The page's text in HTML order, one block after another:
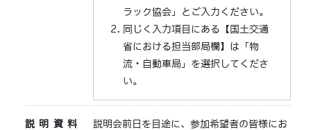
ラック協会」とご入力ください。
同じく入力項目にある【国土交通
省における担当部局欄】は「物
流・自動車局」を選択してくださ
い。
説明資料
説明会前日を目途に、参加希望者の皆様にお